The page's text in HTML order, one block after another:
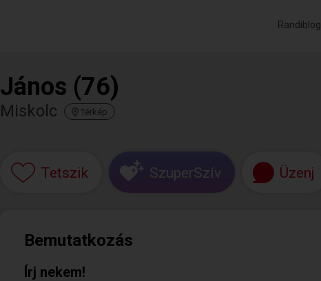
Randiblog
János (76)
Miskolc Térkép
Tetszik SzuperSzív Üzenj
Bemutatkozás
Írj nekem!